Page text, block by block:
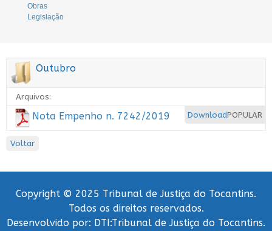
Obras
Legislação
Outubro
Arquivos:
POPULAR
Download
Nota Empenho n. 7242/2019
Voltar
Copyright © 2025 Tribunal de Justiça do Tocantins.
Todos os direitos reservados.
Desenvolvido por: DTI:Tribunal de Justiça do Tocantins.